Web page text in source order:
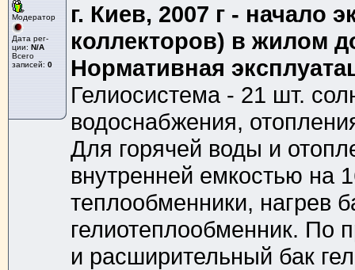
Модератор
Дата рег-
ции: N/A
Всего
записей: 0
г. Киев, 2007 г - начало
коллекторов) в жилом
Нормативная
Гелиосистема - 21 шт.
водоснабжения,
Для горячей воды и
внутренней емкостью на
теплообменники, нагрев
гелиотеплообменник. По
и расширительный бак